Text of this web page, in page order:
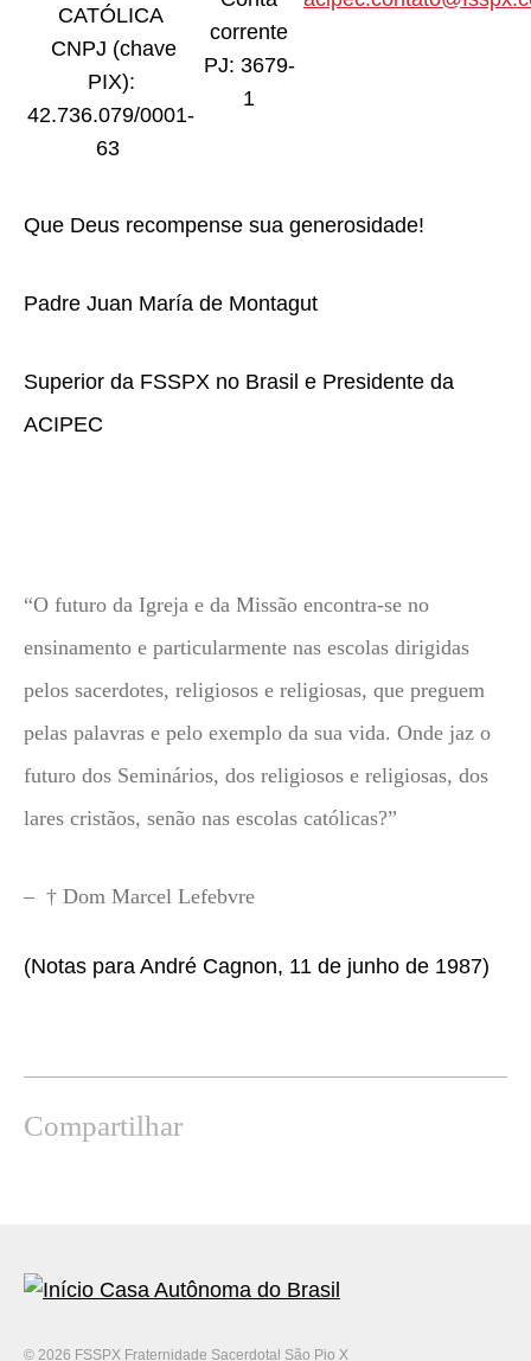
CATÓLICA
CNPJ (chave
PIX):
42.736.079/0001-
63
corrente
PJ: 3679-
1
Que Deus recompense sua generosidade!
Padre Juan María de Montagut
Superior da FSSPX no Brasil e Presidente da
ACIPEC
“O futuro da Igreja e da Missão encontra-se no
ensinamento e particularmente nas escolas dirigidas
pelos sacerdotes, religiosos e religiosas, que preguem
pelas palavras e pelo exemplo da sua vida. Onde jaz o
futuro dos Seminários, dos religiosos e religiosas, dos
lares cristãos, senão nas escolas católicas?”
– † Dom Marcel Lefebvre
(Notas para André Cagnon, 11 de junho de 1987)
Compartilhar
versão
desta
© 2026 FSSPX Fraternidade Sacerdotal São Pio X